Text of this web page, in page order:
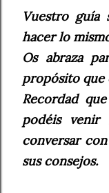
Vuestro
hacer lo
Os abraza
propósito que
Recordad
podéis venir
conversar
sus consejos.